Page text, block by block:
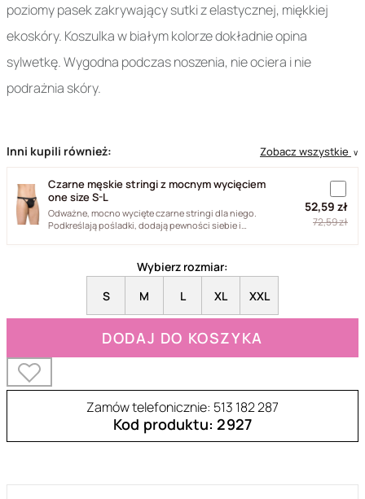
poziomy pasek zakrywający sutki z elastycznej, miękkiej
ekoskóry. Koszulka w białym kolorze dokładnie opina
sylwetkę. Wygodna podczas noszenia, nie ociera i nie
podrażnia skóry.
Inni kupili również: Zobacz wszystkie ∨
Czarne męskie stringi z mocnym wycięciem
one size S-L
Odważne, mocno wycięte czarne stringi dla niego.
Podkreślają pośladki, dodają pewności siebie i
52,59 zł
72,59 zł
Wybierz rozmiar:
S
M L XL XXL
DODAJ DO KOSZYKA
Zamów telefonicznie: 513 182 287
Kod produktu: 2927